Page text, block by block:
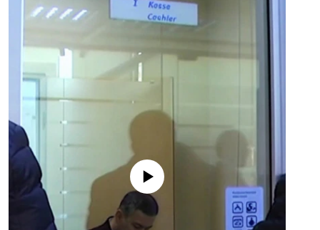
No media source currently available